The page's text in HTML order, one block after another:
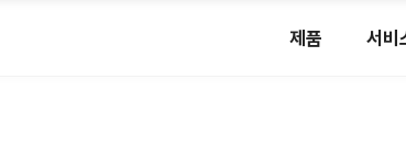
제품 서비